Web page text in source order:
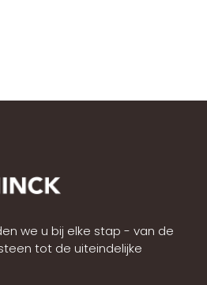
we u bij elke stap - van de
tot de uiteindelijke